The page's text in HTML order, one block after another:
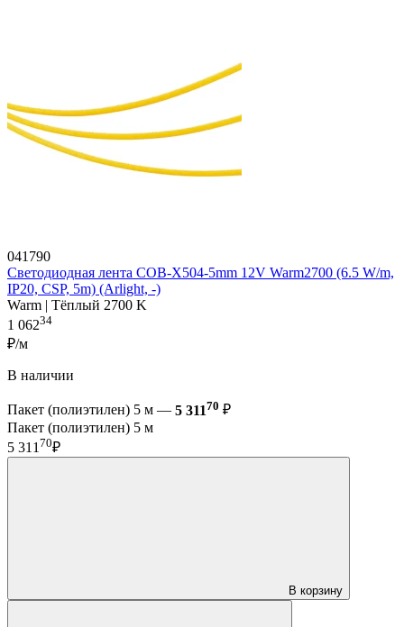
041790
Светодиодная лента COB-X504-5mm 12V Warm2700 (6.5 W/m,
IP20, CSP, 5m) (Arlight, -)
Warm | Тёплый 2700 K
1 06234
₽/м
В наличии
Пакет (полиэтилен) 5 м — 5 31170 ₽
Пакет (полиэтилен) 5 м
5 311 70₽
В корзину